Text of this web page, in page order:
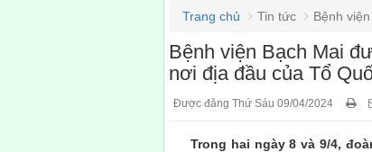
Trang chủ Tin tức Bệnh
Bệnh viện Bạch Mai
nơi địa đầu của Tổ
Được đăng Thứ Sáu 09/04/2024
Trong hai ngày 8 và 9/4,